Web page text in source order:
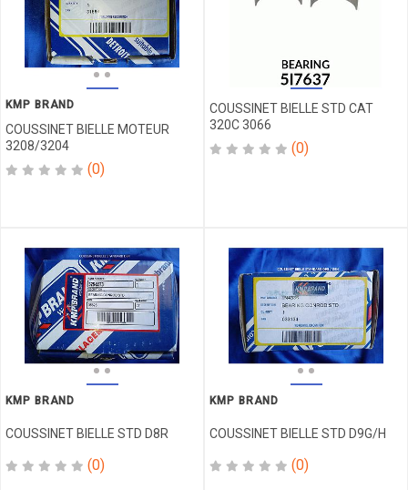
FER
KIT
KIT
KIT
SEGMENT
KIT
SEGMENT
KIT
VOLVO
LAME
LANIERE
MANO
MANO
MANO
OCCASION
KMP BRAND
COUSSINET BIELLE MOTEUR
3208/3204
(0)
COUSSINET BIELLE STD CAT
320C 3066
(0)
KMP BRAND
COUSSINET BIELLE STD D8R
(0)
KMP BRAND
COUSSINET BIELLE STD D9G/H
(0)